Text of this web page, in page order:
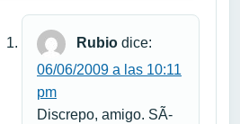
Rubio dice:
06/06/2009 a las 10:11
pm
Discrepo, amigo. SÃ­